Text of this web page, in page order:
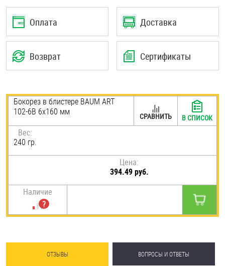
Такелаж
Хомуты
Шайбы
Шплинты
Штифты и пальцы
Оплата Доставка
Возврат Сертификаты
Бокорез в блистере BAUM ART
102-6В 6х160 мм
Вес:
240 гр.
Цена:
394.49 руб.
Наличие
СРАВНИТЬ В СПИСОК
ОТЗЫВЫ ВОПРОСЫ И ОТВЕТЫ